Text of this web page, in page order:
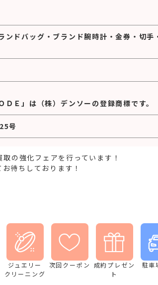
ンドバッグ ・ ブランド腕時計 ・金券 ・ 切手
Ｅ」は（株）デンソーの登録商標です。
号
の強化フェアを行っています！
待ちしております！
ジュエリー
クリーニング
次回クーポン
成約プレゼン
ト
駐車